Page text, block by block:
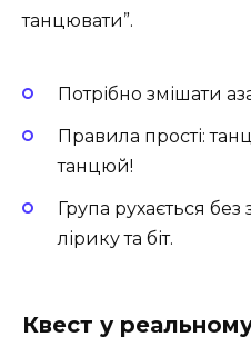
танцювати”.
Потрібно змішати
Правила прості:
танцюй!
Група рухається
лірику та біт.
Квест у реальному